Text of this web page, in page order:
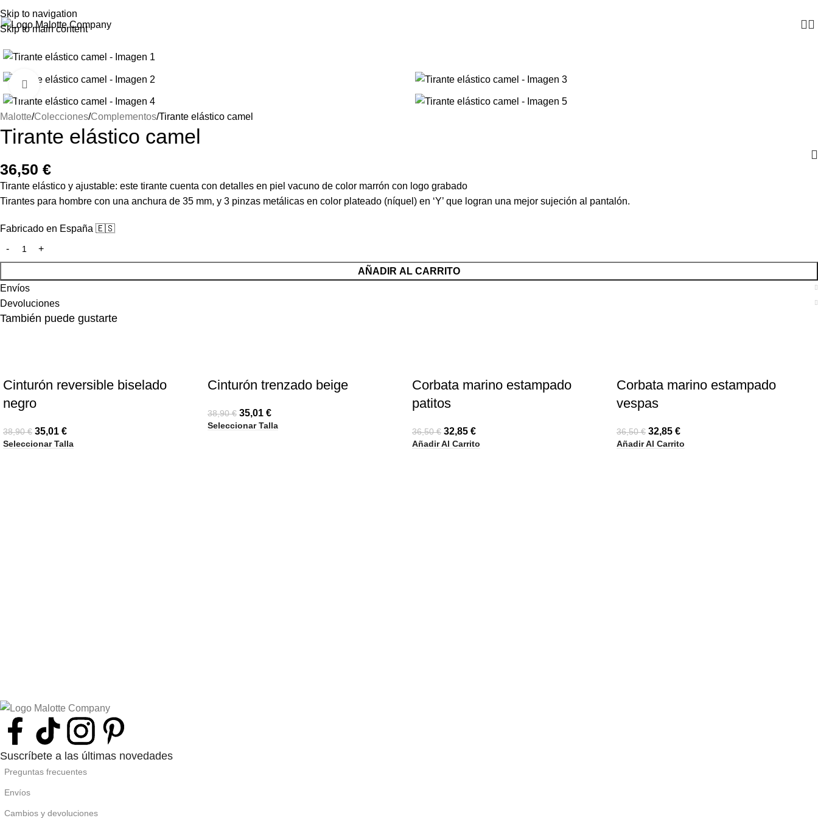
Skip to navigation
Skip to main content
Click to enlarge
Malotte Colecciones Complementos Tirante elástico camel
Tirante elástico camel
36,50 €
Tirante elástico y ajustable: este tirante cuenta con detalles en piel vacuno de color marrón con logo grabado
Tirantes para hombre con una anchura de 35 mm, y 3 pinzas metálicas en color plateado (níquel) en ‘Y’ que logran una mejor sujeción al pantalón.
Fabricado en España 🇪🇸
AÑADIR AL CARRITO
Envíos
Devoluciones
También puede gustarte
Cinturón reversible biselado
negro
38,90€ 35,01 €
Seleccionar Talla
Cinturón trenzado beige
38,90€ 35,01 €
Seleccionar Talla
Corbata marino estampado
patitos
36,50€ 32,85 €
Añadir Al Carrito
Corbata marino estampado
vespas
36,50€ 32,85 €
Añadir Al Carrito
Suscríbete a las últimas novedades
Preguntas frecuentes
Envíos
Cambios y devoluciones